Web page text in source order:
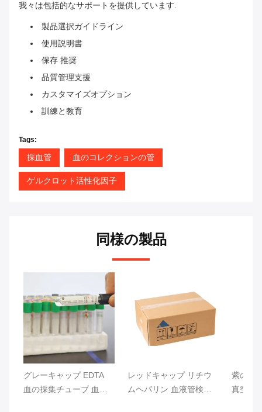
我々は包括的なサポートを提供しています.
製品選択ガイドライン
使用説明書
保存 推奨
品質管理支援
カスタマイズオプション
訓練と教育
Tags:
採血管 血のコレクションの管
ゲルクロット活性化因子
同様の製品
グレーキャップ EDTA
血の採集チューブ 血糖
レッドキャップ リチウ
ムヘパリン 血液管検査
紫のキ
真空血